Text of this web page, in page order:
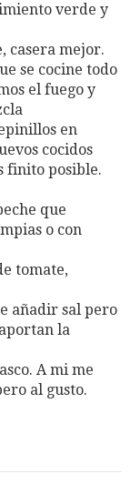
verde y
casera mejor.
se cocine todo
el fuego y
en
cocidos
finito posible.
que
o con
tomate,
añadir sal pero
la
A mi me
al gusto.